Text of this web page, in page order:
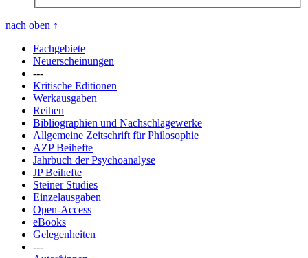
nach oben ↑
Fachgebiete
Neuerscheinungen
---
Kritische Editionen
Werkausgaben
Reihen
Bibliographien und Nachschlagewerke
Allgemeine Zeitschrift für Philosophie
AZP Beihefte
Jahrbuch der Psychoanalyse
JP Beihefte
Steiner Studies
Einzelausgaben
Open-Access
eBooks
Gelegenheiten
---